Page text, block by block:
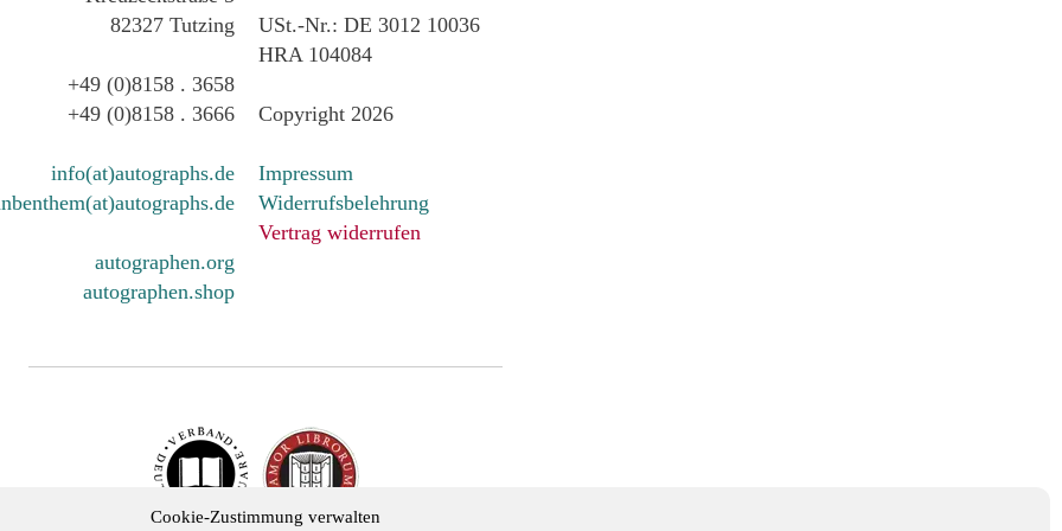
Cookie-Zustimmung verwalten
82327 Tutzing
+49 (0)8158 . 3658
+49 (0)8158 . 3666
info(at)autographs.de
autographen.org
autographen.shop
USt.-Nr.: DE 3012 10036
HRA 104084
Copyright 2026
Impressum
Widerrufsbelehrung
Vertrag widerrufen